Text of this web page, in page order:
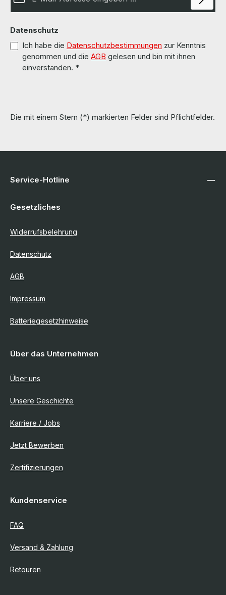
Datenschutz
Ich habe die Datenschutzbestimmungen zur Kenntnis
genommen und die AGB gelesen und bin mit ihnen
einverstanden. *
Die mit einem Stern (*) markierten Felder sind Pflichtfelder.
Service-Hotline
Gesetzliches
Widerrufsbelehrung
Datenschutz
AGB
Impressum
Batteriegesetzhinweise
Über das Unternehmen
Über uns
Unsere Geschichte
Karriere / Jobs
Jetzt Bewerben
Zertifizierungen
Kundenservice
FAQ
Versand & Zahlung
Retouren